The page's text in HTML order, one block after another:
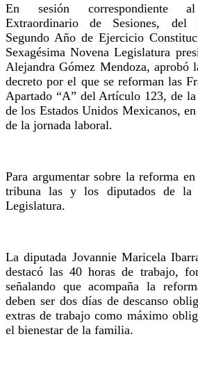
En sesión correspondiente
Extraordinario de Sesiones, del
Segundo Año de Ejercicio
Sexagésima Novena Legislatura
Alejandra Gómez Mendoza, aprobó
decreto por el que se reforman las
Apartado “A” del Artículo 123, de
de los Estados Unidos Mexicanos,
de la jornada laboral.
Para argumentar sobre la reforma
tribuna las y los diputados de la
Legislatura.
La diputada Jovannie Maricela
destacó las 40 horas de trabajo,
señalando que acompaña la
deben ser dos días de descanso
extras de trabajo como máximo
el bienestar de la familia.